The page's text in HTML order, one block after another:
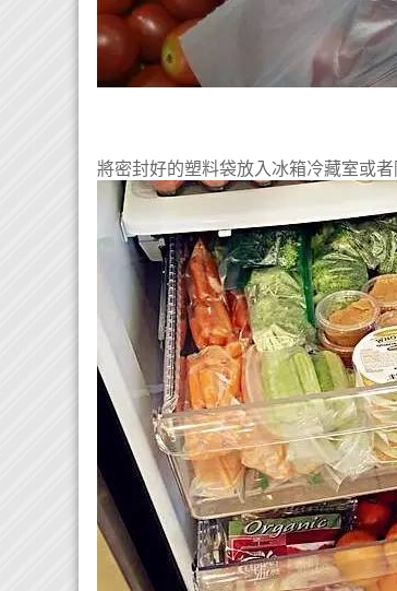
將密封好的塑料袋放入冰箱冷藏室或